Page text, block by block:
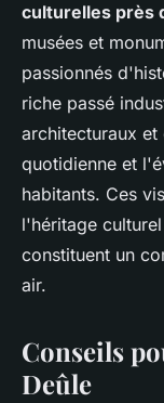
culturelles près
musées et
passionnés
riche passé
architecturaux
quotidienne et
habitants. Ces
l'héritage
constituent un
air.
Conseils
Deûle